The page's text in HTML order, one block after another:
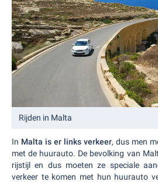
Rijden in Malta
In Malta is er links verkeer, dus men
met de huurauto. De bevolking van
rijstijl en dus moeten ze speciale
verkeer te komen met hun huurauto